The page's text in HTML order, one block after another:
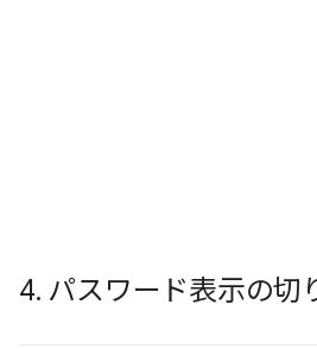
4. パスワード表示の切